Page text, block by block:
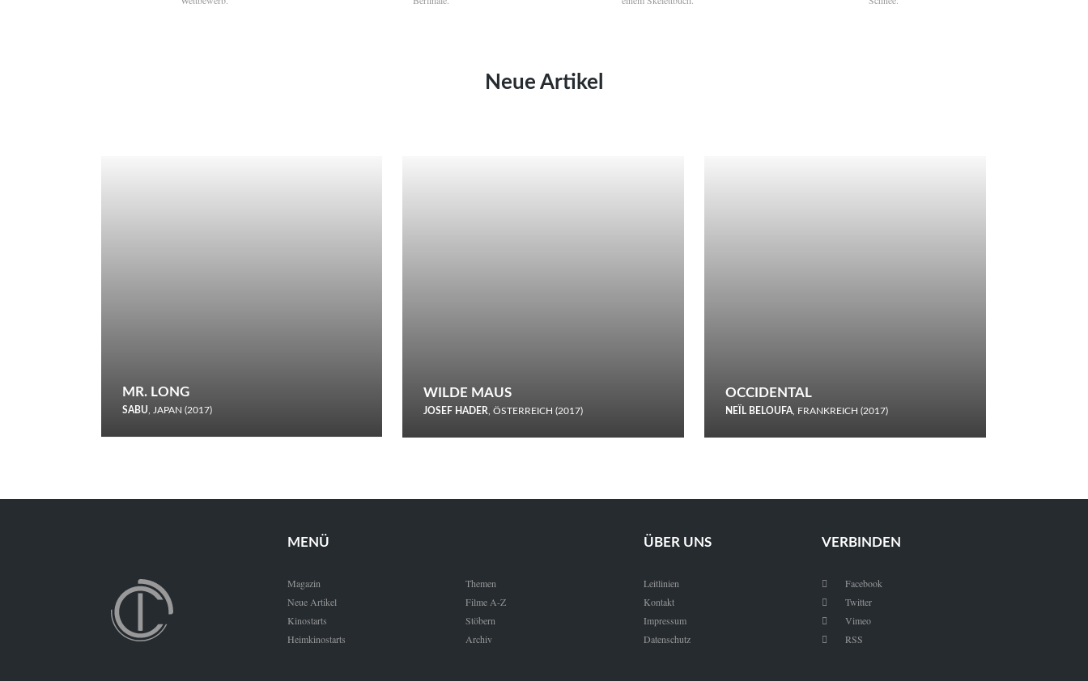
Neue Artikel
MR. LONG
SABU, JAPAN (2017)
den Wettbewerb.
WILDE MAUS
JOSEF HADER, ÖSTERREICH (2017)
Schnee.
OCCIDENTAL
NEÏL BELOUFA, FRANKREICH (2017)
MENÜ
Magazin
Neue Artikel
Kinostarts
Heimkinostarts
Themen
Filme A-Z
Stöbern
Archiv
ÜBER UNS
Leitlinien
Kontakt
Impressum
Datenschutz
VERBINDEN
 Facebook
 Twitter
 Vimeo
 RSS